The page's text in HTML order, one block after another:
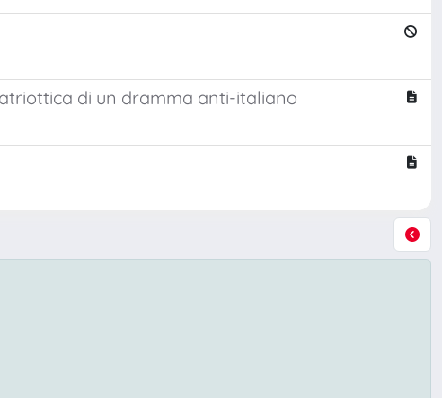
di un dramma anti-italiano